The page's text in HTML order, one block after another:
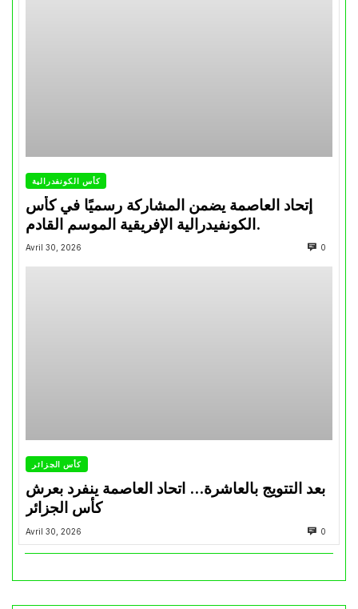
كأس الكونفدرالية
إتحاد العاصمة يضمن المشاركة رسميًا في كأس
الكونفيدرالية الإفريقية الموسم القادم.
Avril 30, 2026 0
كأس الجزائر
بعد التتويج بالعاشرة… اتحاد العاصمة ينفرد بعرش
كأس الجزائر
Avril 30, 2026 0